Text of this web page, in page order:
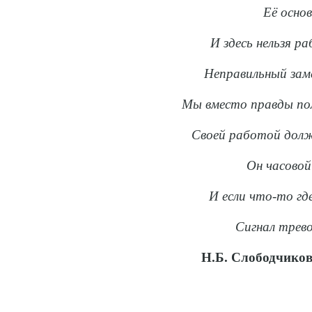
Её
И здесь нельзя
Неправильный
Мы вместо правды
Своей работой
Он
И если что-то
Сигнал
Н.Б. Слободчиков